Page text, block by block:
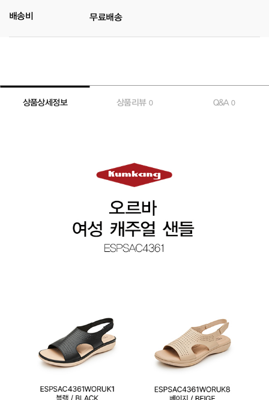
배송비 무료배송
상품상세정보 상품리뷰 0 Q&A0